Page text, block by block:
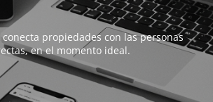
conecta propiedades con las personas
en el momento ideal.